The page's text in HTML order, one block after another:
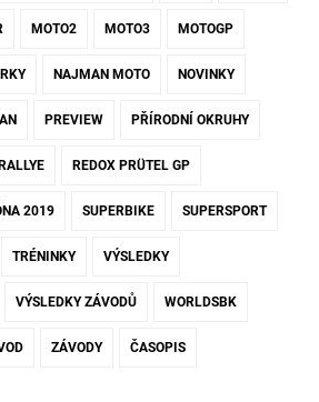
MOTO2 MOTO3 MOTOGP
NAJMAN MOTO NOVINKY
PREVIEW PŘÍRODNÍ OKRUHY
REDOX PRÜTEL GP
2019 SUPERBIKE SUPERSPORT
TRÉNINKY VÝSLEDKY
VÝSLEDKY ZÁVODŮ WORLDSBK
ZÁVODY ČASOPIS